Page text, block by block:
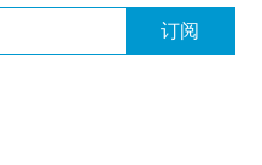
订阅